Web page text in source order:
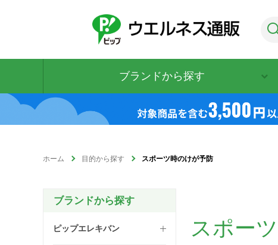
ブランドから探す
ホーム 目的から探す スポーツ時のけが予防
ブランドから探す
ピップエレキバン スポー